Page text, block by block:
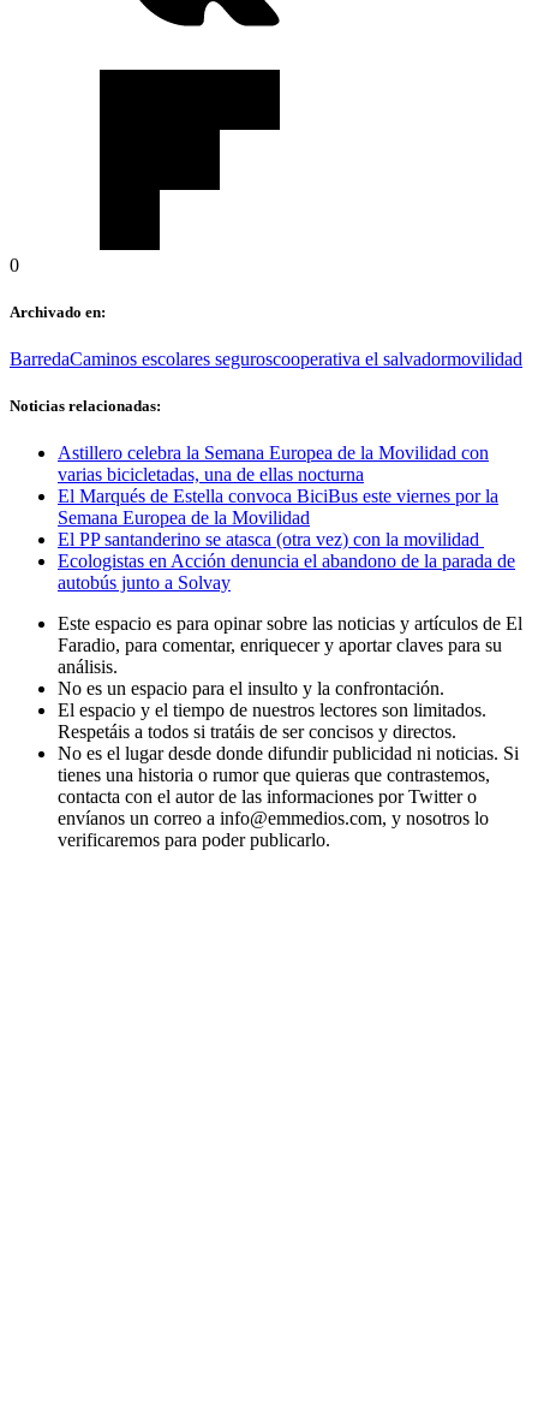
0
Archivado en:
BarredaCaminos escolares seguroscooperativa el salvadormovilidad
Noticias relacionadas:
Astillero celebra la Semana Europea de la Movilidad con
varias bicicletadas, una de ellas nocturna
El Marqués de Estella convoca BiciBus este viernes por la
Semana Europea de la Movilidad
El PP santanderino se atasca (otra vez) con la movilidad
Ecologistas en Acción denuncia el abandono de la parada de
autobús junto a Solvay
Este espacio es para opinar sobre las noticias y artículos de El
Faradio, para comentar, enriquecer y aportar claves para su
análisis.
No es un espacio para el insulto y la confrontación.
El espacio y el tiempo de nuestros lectores son limitados.
Respetáis a todos si tratáis de ser concisos y directos.
No es el lugar desde donde difundir publicidad ni noticias. Si
tienes una historia o rumor que quieras que contrastemos,
contacta con el autor de las informaciones por Twitter o
envíanos un correo a info@emmedios.com, y nosotros lo
verificaremos para poder publicarlo.